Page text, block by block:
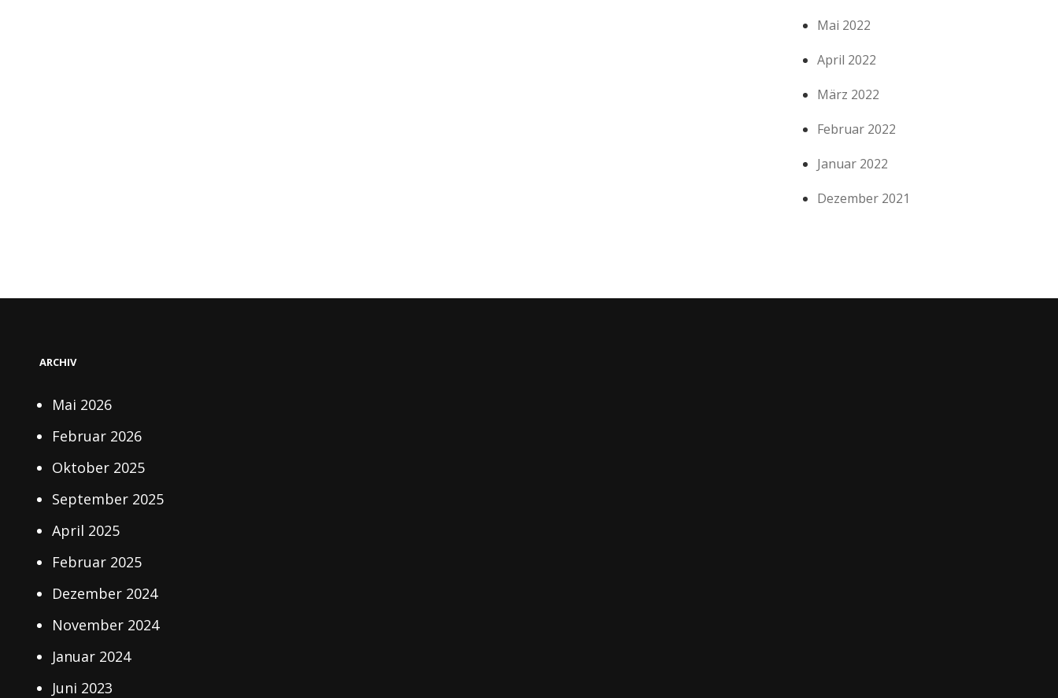
Mai 2022
April 2022
März 2022
Februar 2022
Januar 2022
Dezember 2021
ARCHIV
Mai 2026
Februar 2026
Oktober 2025
September 2025
April 2025
Februar 2025
Dezember 2024
November 2024
Januar 2024
Juni 2023